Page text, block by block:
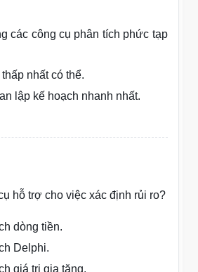
các công cụ phân tích phức tạp
nhất có thể.
lập kế hoạch nhanh nhất.
hỗ trợ cho việc xác định rủi ro?
dòng tiền.
Delphi.
giá trị gia tăng.